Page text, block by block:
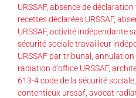
URSSAF, absence de déclaration
recettes déclarées URSSAF,
URSSAF, activité indépendante
sécurité sociale travailleur
URSSAF par tribunal annulation
radiation d'office URSSAF,
613-4 code de la sécurité sociale
contentieux urssaf avocat